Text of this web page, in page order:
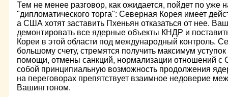
Тем не менее разговор, как ожидается, пойдет по уже
"дипломатического торга": Северная Корея имеет
а США хотят заставить Пхеньян отказаться от нее.
демонтировать все ядерные объекты КНДР и
Кореи в этой области под международный контроль.
большому счету, стремятся получить максимум
помощи, отмены санкций, нормализации отношений
собой принципиальную возможность продолжения
на переговорах препятствует взаимное недоверие
Вашингтоном.